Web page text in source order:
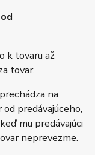
k tovaru až
tovar.
na
predávajúceho,
mu predávajúci
neprevezme.